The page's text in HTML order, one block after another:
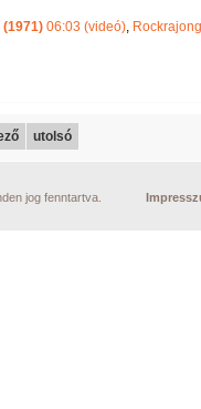
06:03 (videó),
utolsó
jog fenntartva.